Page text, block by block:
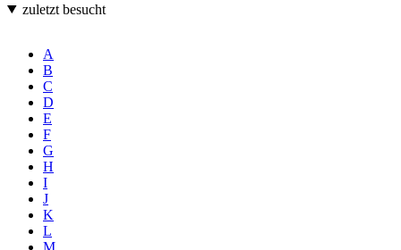
zuletzt besucht
A
B
C
D
E
F
G
H
I
J
K
L
M